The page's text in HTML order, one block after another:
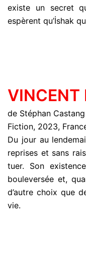
existe un secret
espèrent qu’İshak
VINCENT
de Stéphan Castang
Fiction, 2023,
Du jour au
reprises et sans
tuer. Son
bouleversée et,
d’autre choix que
vie.